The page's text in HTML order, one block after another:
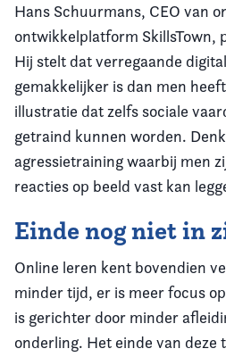
Hans Schuurmans, CEO van
ontwikkelplatform SkillsTown,
Hij stelt dat verregaande
gemakkelijker is dan men
illustratie dat zelfs sociale
getraind kunnen worden.
agressietraining waarbij men
reacties op beeld vast kan
Einde nog niet in
Online leren kent bovendien
minder tijd, er is meer focus
is gerichter door minder
onderling. Het einde van deze